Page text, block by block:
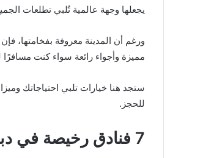
يجعلها وجهة عالمية تُلبي تطلعات
ورغم أن المدينة معروفة بفخامتها،
مميزة وأجواء رائعة سواء كنت مسافرًا
ستجد هنا خيارات تلبي احتياجاتك
للحجز.
7 فنادق رخيصة في دبي